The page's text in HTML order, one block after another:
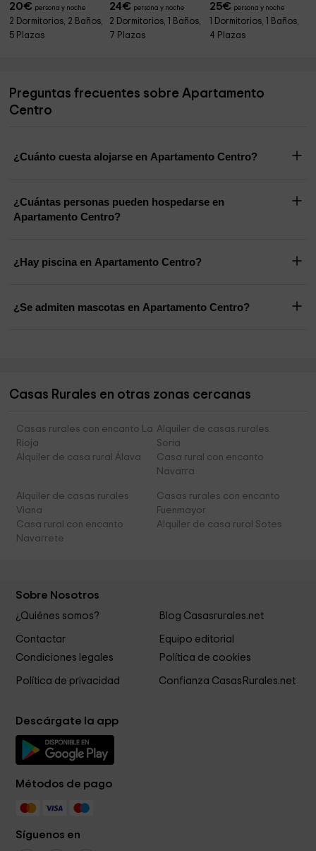
20€ persona y noche
2 Dormitorios, 2 Baños,
5 Plazas
24€ persona y noche
2 Dormitorios, 1 Baños,
7 Plazas
25€ persona y noche
1 Dormitorios, 1 Baños,
4 Plazas
Preguntas frecuentes sobre Apartamento
Centro
¿Cuánto cuesta alojarse en Apartamento Centro?
¿Cuántas personas pueden hospedarse en
Apartamento Centro?
¿Hay piscina en Apartamento Centro?
¿Se admiten mascotas en Apartamento Centro?
Casas Rurales en otras zonas cercanas
Casas rurales con encanto La
Rioja
Alquiler de casas rurales
Soria
Alquiler de casa rural Álava
Casa rural con encanto
Navarra
Alquiler de casas rurales
Viana
Casas rurales con encanto
Fuenmayor
Casa rural con encanto
Navarrete
Alquiler de casa rural Sotes
Sobre Nosotros
¿Quiénes somos? Blog Casasrurales.net
Contactar
Equipo editorial
Condiciones legales
Política de cookies
Política de privacidad Confianza CasasRurales.net
Descárgate la app
Métodos de pago
Síguenos en